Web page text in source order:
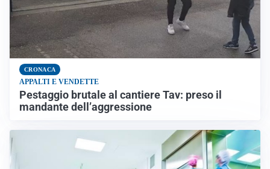
CRONACA
APPALTI E VENDETTE
Pestaggio brutale al cantiere Tav: preso il
mandante dell’aggressione